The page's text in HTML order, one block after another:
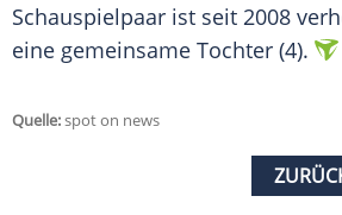
Schauspielpaar ist seit 2008
eine gemeinsame Tochter (4).
Quelle:spot on news